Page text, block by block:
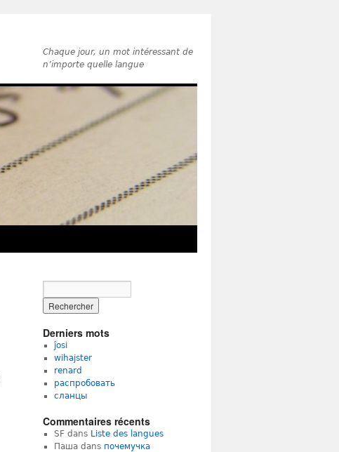
Chaque jour, un mot intéressant de
n’importe quelle langue
Derniers mots
ĵosi
wihajster
renard
распробовать
сланцы
Commentaires récents
SFdans Liste des langues
Пашаdans почемучка